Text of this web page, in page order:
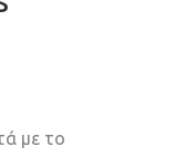
με το